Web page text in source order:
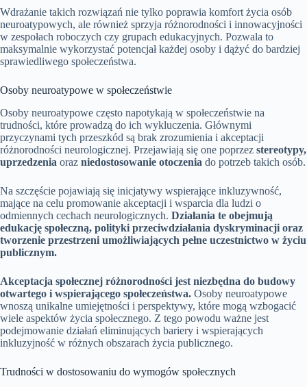
Wdrażanie takich rozwiązań nie tylko poprawia komfort życia osób
neuroatypowych, ale również sprzyja różnorodności i innowacyjności
w zespołach roboczych czy grupach edukacyjnych. Pozwala to
maksymalnie wykorzystać potencjał każdej osoby i dążyć do bardziej
sprawiedliwego społeczeństwa.
Osoby neuroatypowe w społeczeństwie
Osoby neuroatypowe często napotykają w społeczeństwie na
trudności, które prowadzą do ich wykluczenia. Głównymi
przyczynami tych przeszkód są brak zrozumienia i akceptacji
różnorodności neurologicznej. Przejawiają się one poprzez stereotypy,
uprzedzenia oraz niedostosowanie otoczenia do potrzeb takich osób.
Na szczęście pojawiają się inicjatywy wspierające inkluzywność,
mające na celu promowanie akceptacji i wsparcia dla ludzi o
odmiennych cechach neurologicznych. Działania te obejmują
edukację społeczną, polityki przeciwdziałania dyskryminacji oraz
tworzenie przestrzeni umożliwiających pełne uczestnictwo w życiu
publicznym.
Akceptacja społecznej różnorodności jest niezbędna do budowy
otwartego i wspierającego społeczeństwa. Osoby neuroatypowe
wnoszą unikalne umiejętności i perspektywy, które mogą wzbogacić
wiele aspektów życia społecznego. Z tego powodu ważne jest
podejmowanie działań eliminujących bariery i wspierających
inkluzyjność w różnych obszarach życia publicznego.
Trudności w dostosowaniu do wymogów społecznych